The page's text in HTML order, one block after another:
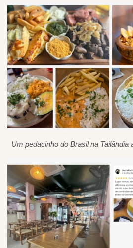
Um pedacinho do Brasil na Tailândia